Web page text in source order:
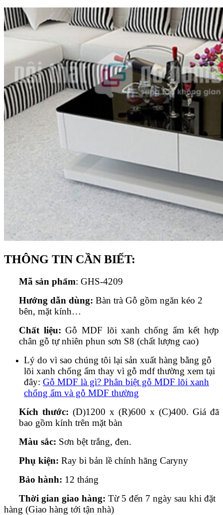
THÔNG TIN CẦN BIẾT:
Mã sản phẩm: GHS-4209
Hướng dẫn dùng: Bàn trà Gỗ gồm ngăn kéo 2
bên, mặt kính…
Chất liệu:Gỗ MDF lõi xanh chống ẩm kết hợp
chân gỗ tự nhiên phun sơn S8 (chất lượng cao)
Lý do vì sao chúng tôi lại sản xuất hàng bằng gỗ
lõi xanh chống ẩm thay vì gỗ mdf thường xem tại
đây: Gỗ MDF là gì? Phân biệt gỗ MDF lõi xanh
chống ẩm và gỗ MDF thường
Kích thước: (D)1200 x (R)600 x (C)400. Giá đã
bao gồm kính trên mặt bàn
Màu sắc: Sơn bệt trắng, đen.
Phụ kiện: Ray bi bản lề chính hãng Caryny
Bảo hành: 12 tháng
Thời gian giao hàng: Từ 5 đến 7 ngày sau khi đặt
hàng (Giao hàng tới tận nhà)